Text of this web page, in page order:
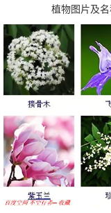
植物图片及